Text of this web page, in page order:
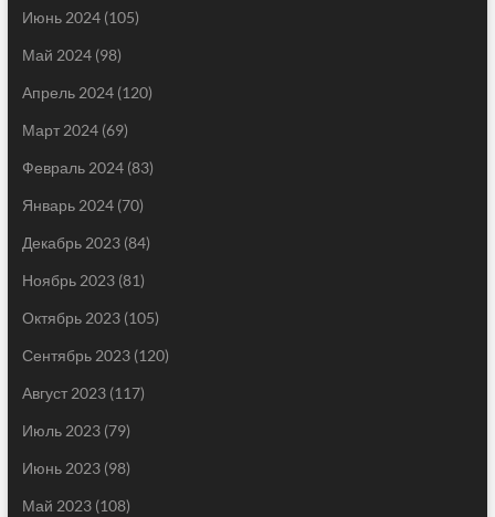
Июнь 2024(105)
Май 2024(98)
Апрель 2024(120)
Март 2024(69)
Февраль 2024(83)
Январь 2024(70)
Декабрь 2023(84)
Ноябрь 2023(81)
Октябрь 2023(105)
Сентябрь 2023(120)
Август 2023(117)
Июль 2023(79)
Июнь 2023(98)
Май 2023(108)